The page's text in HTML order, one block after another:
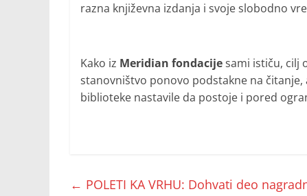
razna književna izdanja i svoje slobodno
Kako iz Meridian fondacijesami ističu, cilj
stanovništvo ponovo podstakne na
biblioteke nastavile da postoje i pored
← POLETI KA VRHU: Dohvati deo